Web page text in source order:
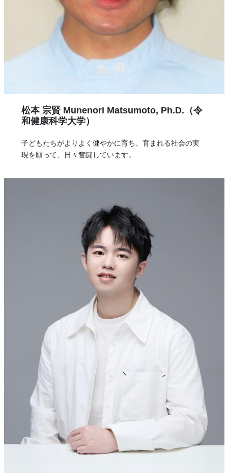
松本 宗賢 Munenori Matsumoto, Ph.D. （令
和健康科学大学）
子どもたちがよりよく健やかに育ち、育まれる社会の実
現を願って、日々奮闘しています。